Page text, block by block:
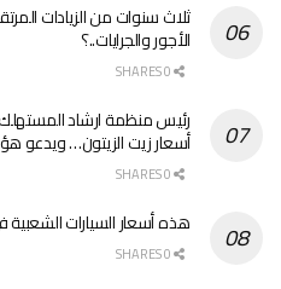
ثلاث سنوات من الزيادات
الأجور والجرايات..؟
رئيس منظمة ارشاد المستهلك
أسعار زيت الزيتون… ويدعو
هذه أسعار السيارات الشعبية